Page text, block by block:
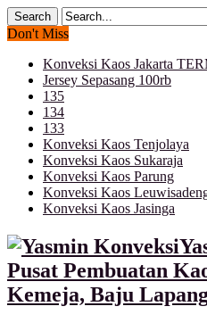
Don't Miss
Konveksi Kaos Jakarta
Jersey Sepasang 100rb
135
134
133
Konveksi Kaos Tenjolaya
Konveksi Kaos Sukaraja
Konveksi Kaos Parung
Konveksi Kaos
Konveksi Kaos Jasinga
Pusat Pembuatan
Kemeja, Baju